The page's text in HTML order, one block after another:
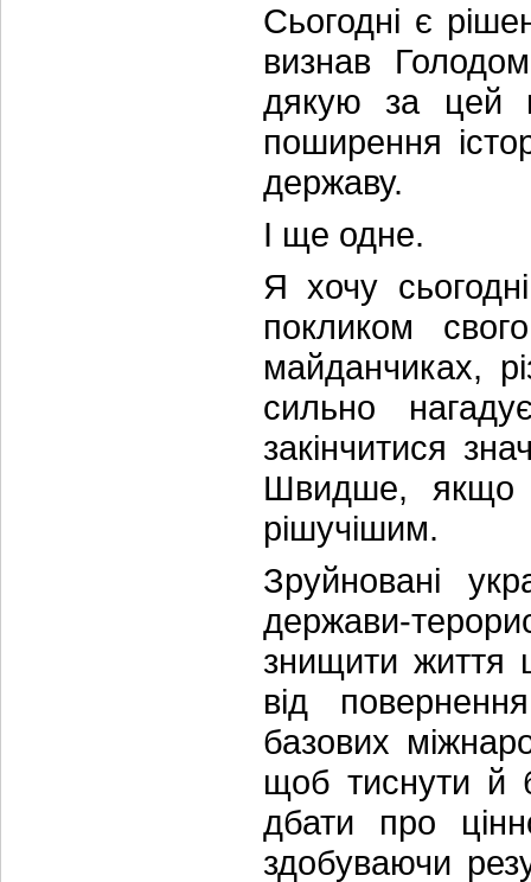
Сьогодні є
визнав
дякую за цей
поширення
державу.
І ще одне.
Я хочу
покликом
майданчиках,
сильно
закінчитися
Швидше, якщо
рішучішим.
Зруйновані
держави-
знищити життя
від
базових
щоб тиснути й
дбати про
здобуваючи